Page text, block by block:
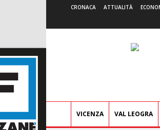
CRONACA ATTUALITÀ
VICENZA VAL LEOGRA